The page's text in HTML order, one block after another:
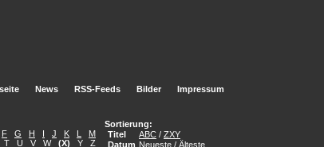
News RSS-Feeds Bilder Impressum
F G H I J K L
M
T U V W (X) Y
Z
Sortierung:
Titel
ABC / ZXY
Datum Neueste / Älteste